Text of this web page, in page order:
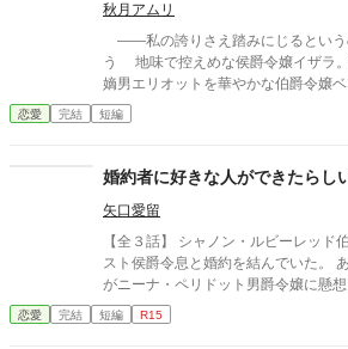
秋月アムリ
――私の誇りさえ踏みにじるという
う 地味で控えめな侯爵令嬢イザラ。彼女は、婚約者である公爵
嫡男エリオットを華やかな伯爵令嬢
の愛」を見つけたという身勝手な理
つけられる。 ベアトリスからは地味
侯爵家の誇りを守るため不当な破棄
人で反撃の証拠集めを開始する。
交界から距離を置き、冷徹と噂され
イザラの持つ鋼のような意志と冷静
式な協力者となる。 しかし、そんな彼女を待っていたのは「辺
境伯と不貞を働いている」という、
恋愛 完結 短編
婚約者に好きな人ができたらし
矢口愛留
【全３話】 シャノン・ルビーレッド
スト侯爵令息と婚約を結んでいた。
がニーナ・ペリドット男爵令嬢に懸
る。 シャノンは断罪を回避するため
消しようとするが――。 ※ エブリスタに習作として掲載したもの
恋愛 完結 短編 R15